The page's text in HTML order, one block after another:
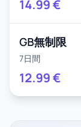
14.99€
GB無制限
7日間
12.99€